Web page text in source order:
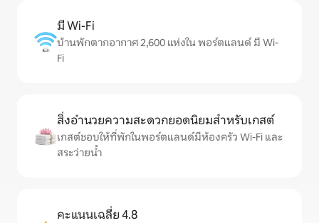
มี Wi-Fi
บ้านพักตากอากาศ 2,600 แห่งใน พอร์ตแลนด์ มี Wi-
Fi
สิ่งอำนวยความสะดวกยอดนิยมสำหรับเกสต์
เกสต์ชอบให้ที่พักในพอร์ตแลนด์มีห้องครัว Wi-Fi และ
สระว่ายน้ำ
คะแนนเฉลี่ย 4.8